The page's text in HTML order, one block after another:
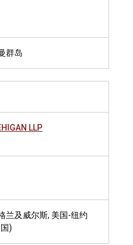
群岛
LLP
兰及威尔斯, 美国-纽约
)